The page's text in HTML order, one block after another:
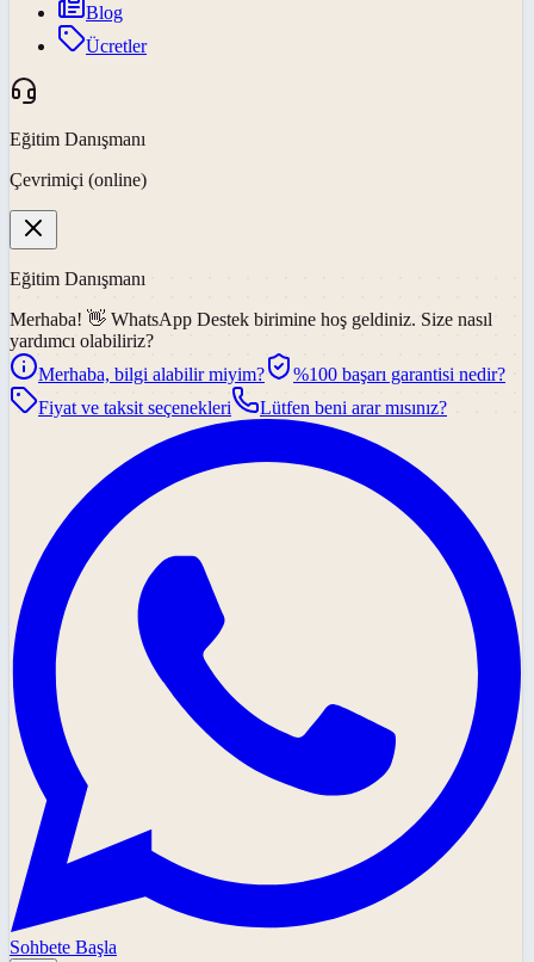
Blog
Ücretler
Eğitim Danışmanı
Çevrimiçi (online)
Eğitim Danışmanı
Merhaba! 👋 WhatsApp Destek birimine hoş geldiniz. Size nasıl
yardımcı olabiliriz?
Merhaba, bilgi alabilir miyim?
%100 başarı garantisi nedir?
Fiyat ve taksit seçenekleri
Lütfen beni arar mısınız?
Sohbete Başla